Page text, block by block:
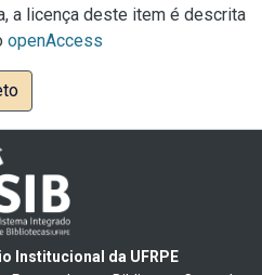
a licença deste item é descrita
openAccess
Institucional da UFRPE